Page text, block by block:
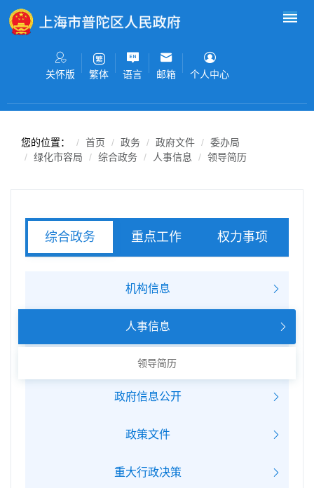
无障碍操作说明
关怀版 繁体 语言 邮箱 个人中心
您的位置： 首页 政务 政府文件
委办局
绿化市容局
综合政务 人事信息 领导简历
综合政务 重点工作 权力事项
机构信息
人事信息
领导简历
政府信息公开
政策文件
重大行政决策